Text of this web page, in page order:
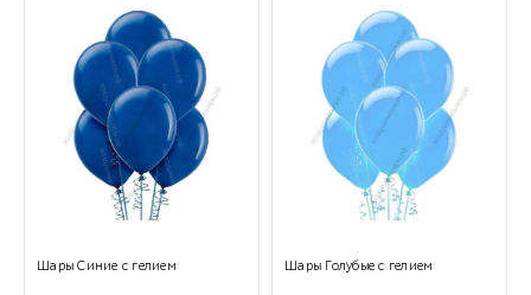
Шары Синие с гелием Шары Голубые с гелием